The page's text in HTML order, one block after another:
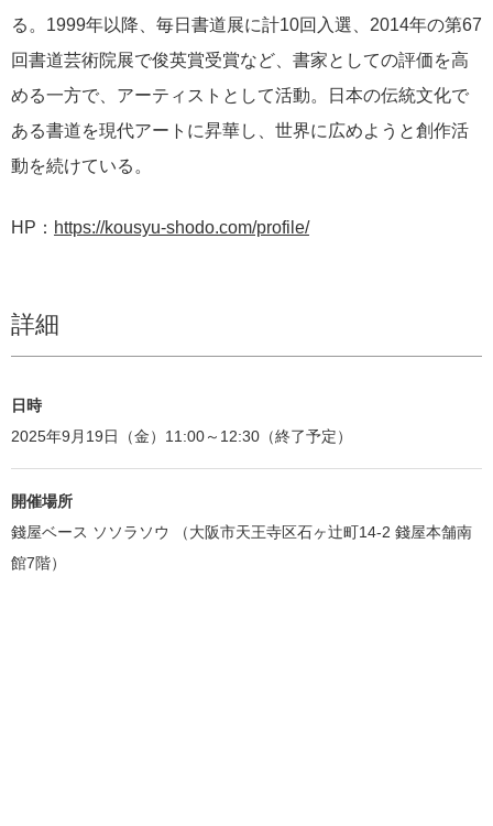
る。1999年以降、毎日書道展に計10回入選、2014年の第67
回書道芸術院展で俊英賞受賞など、書家としての評価を高
める一方で、アーティストとして活動。日本の伝統文化で
ある書道を現代アートに昇華し、世界に広めようと創作活
動を続けている。
HP： https://kousyu-shodo.com/profile/
詳細
日時
2025年9月19日（金）11:00～12:30（終了予定）
開催場所
錢屋ベース ソソラソウ （大阪市天王寺区石ヶ辻町14-2 錢屋本舗南
館7階）